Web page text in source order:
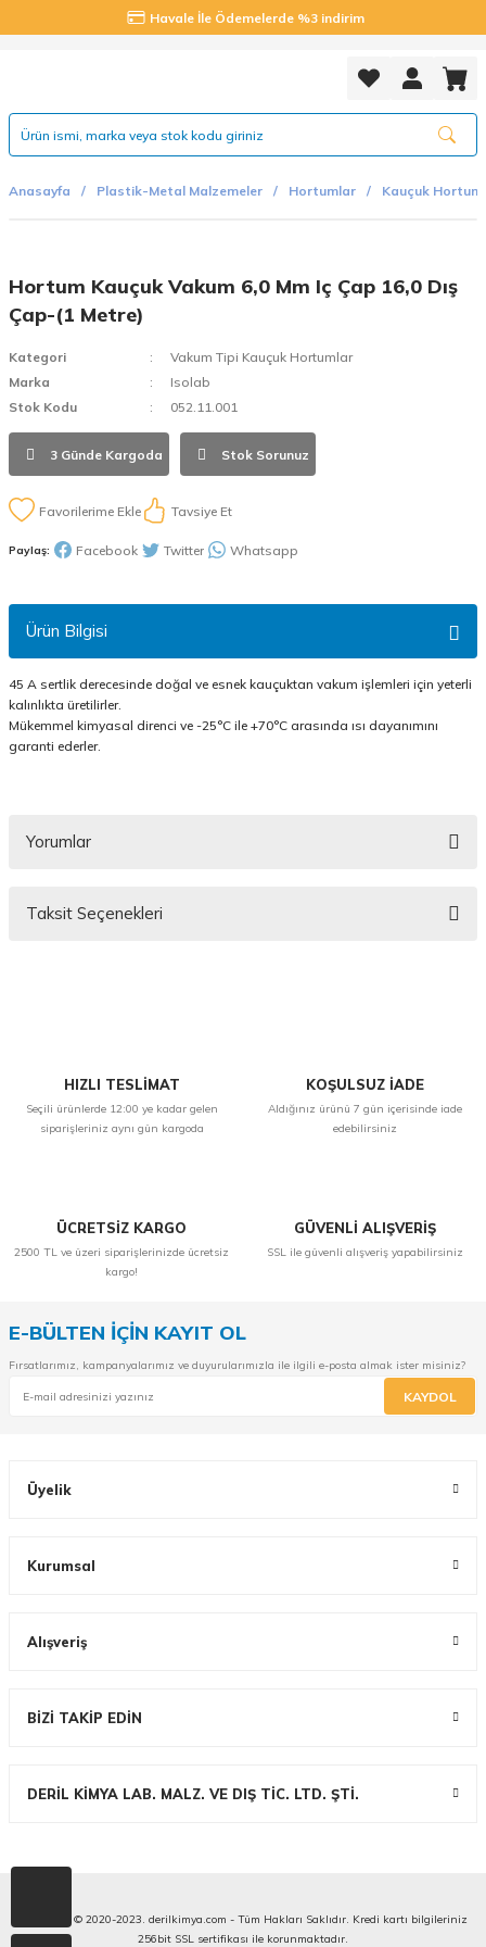
Havale İle Ödemelerde %3 indirim
Anasayfa Plastik-Metal Malzemeler Hortumlar Kauçuk
Hortum Kauçuk Vakum 6,0 Mm Iç Çap 16,0 Dış
Çap-(1 Metre)
Kategori
Vakum Tipi Kauçuk Hortumlar
Marka
Isolab
Stok Kodu
052.11.001
3 Günde Kargoda Stok Sorunuz
Tavsiye Et
Paylaş: Facebook Twitter Whatsapp
Ürün Bilgisi
45 A sertlik derecesinde doğal ve esnek kauçuktan vakum işlemleri için yeterli
kalınlıkta üretilirler.
Mükemmel kimyasal direnci ve -25°C ile +70°C arasında ısı dayanımını
garanti ederler.
Yorumlar
Taksit Seçenekleri
HIZLI TESLİMAT
Seçili ürünlerde 12:00 ye kadar gelen
siparişleriniz aynı gün kargoda
KOŞULSUZ İADE
Aldığınız ürünü 7 gün içerisinde iade
edebilirsiniz
ÜCRETSİZ KARGO
2500 TL ve üzeri siparişlerinizde ücretsiz
kargo!
GÜVENLİ ALIŞVERİŞ
SSL ile güvenli alışveriş yapabilirsiniz
E-BÜLTEN İÇİN KAYIT OL
Fırsatlarımız, kampanyalarımız ve duyurularımızla ile ilgili e-posta almak ister misiniz?
KAYDOL
Üyelik
Kurumsal
Alışveriş
BİZİ TAKİP EDİN
DERİL KİMYA LAB. MALZ. VE DIŞ TİC. LTD. ŞTİ.
Copyright © 2020-2023. derilkimya.com - Tüm Hakları Saklıdır. Kredi kartı bilgileriniz
256bit SSL sertifikası ile korunmaktadır.